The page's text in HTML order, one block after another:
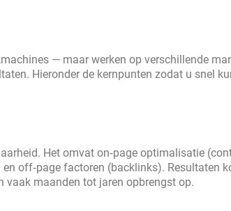
— maar werken op verschillende
Hieronder de kernpunten zodat u snel
Het omvat on‑page optimalisatie
off‑page factoren (backlinks). Resultaten
maanden tot jaren opbrengst op.